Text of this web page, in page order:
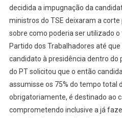
decidida a impugnação da
ministros do TSE deixaram a
sobre como poderia ser utilizado
Partido dos Trabalhadores até
candidato à presidência dentro do
do PT solicitou que o então
assumisse os 75% do tempo total
obrigatoriamente, é destinado ao
comprometendo inclusive a já